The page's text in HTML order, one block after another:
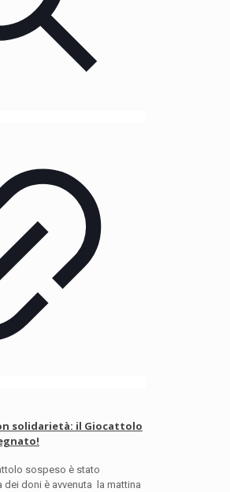
solidarietà: il Giocattolo
sospeso è stato
doni è avvenuta la mattina